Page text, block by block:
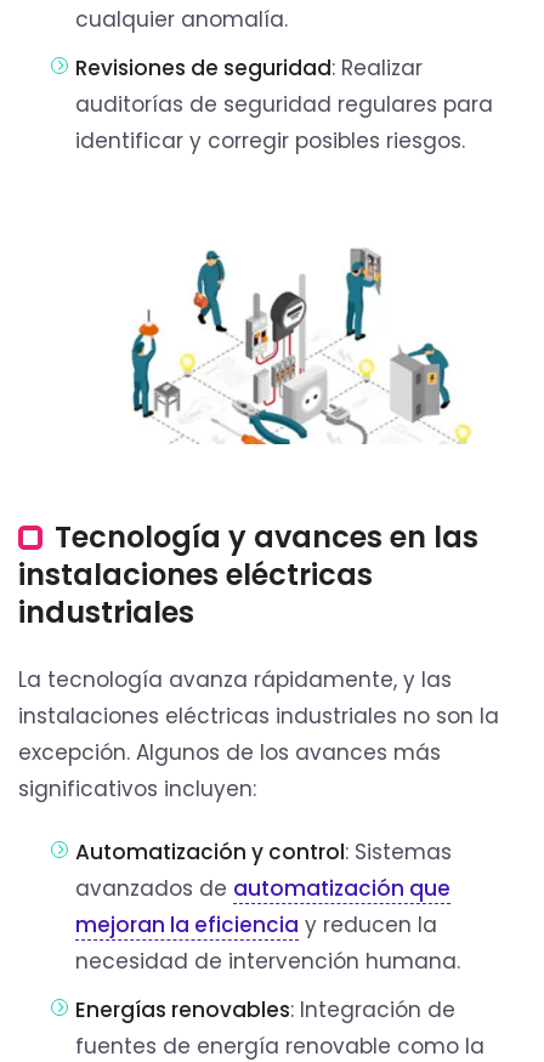
cualquier anomalía.
Revisiones de seguridad: Realizar
auditorías de seguridad regulares para
identificar y corregir posibles riesgos.
Tecnología y avances en las
instalaciones eléctricas
industriales
La tecnología avanza rápidamente, y las
instalaciones eléctricas industriales no son la
excepción. Algunos de los avances más
significativos incluyen:
Automatización y control: Sistemas
avanzados de automatización que
mejoran la eficiencia y reducen la
necesidad de intervención humana.
Energías renovables: Integración de
fuentes de energía renovable como la